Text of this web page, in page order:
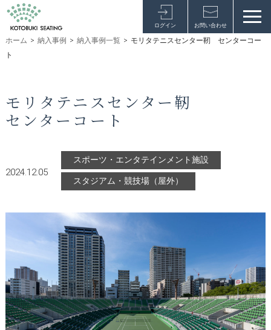
ログイン お問い合わせ
ホーム > 納入事例 > 納入事例一覧 > モリタテニスセンター靭 センターコー
ト
モリタテニスセンター靭
センターコート
2024.12.05
スポーツ・エンタテインメント施設
スタジアム・競技場（屋外）